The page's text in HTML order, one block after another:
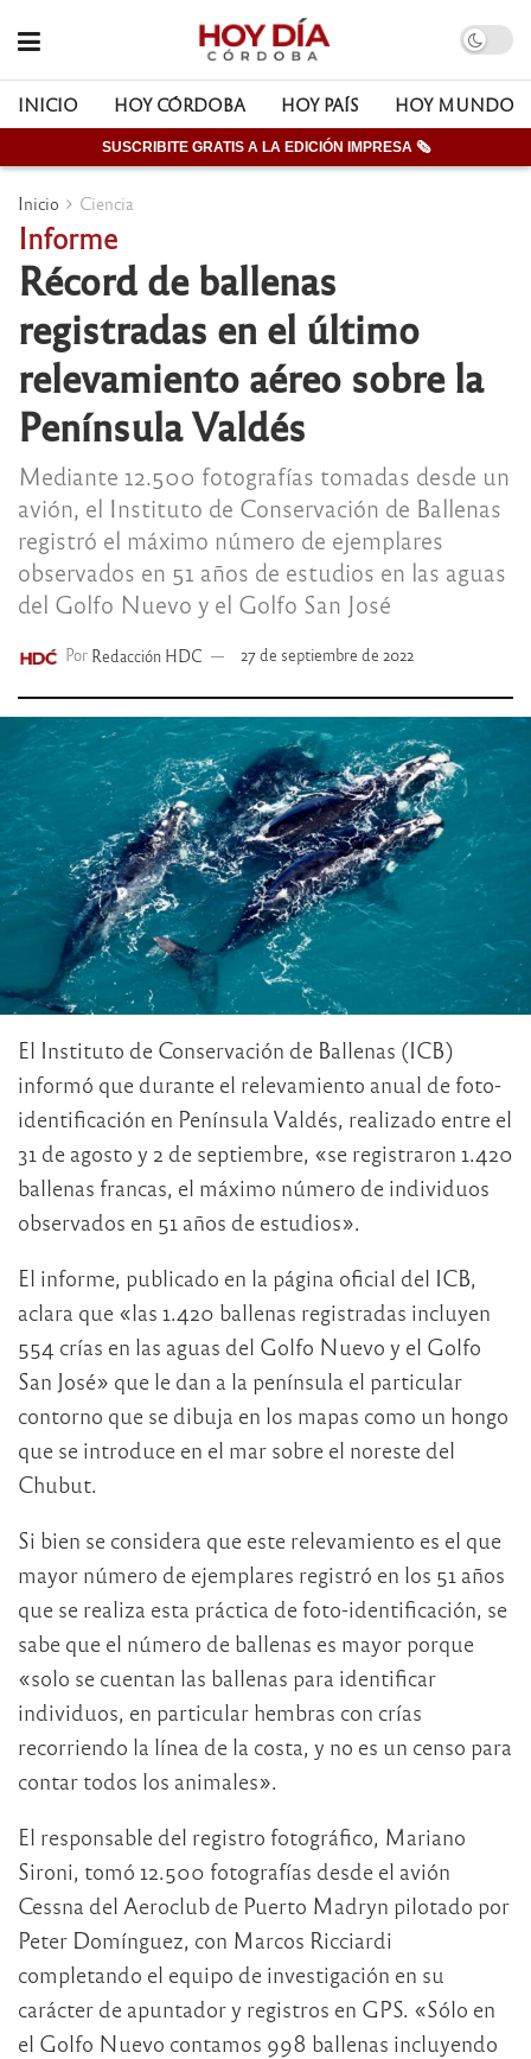
INICIO HOY CÓRDOBA HOY PAÍS HOY MUNDO
SUSCRIBITE GRATIS A LA EDICIÓN IMPRESA 🗞
Inicio Ciencia
Informe
Récord de ballenas
registradas en el último
relevamiento aéreo sobre la
Península Valdés
Mediante 12.500 fotografías tomadas desde un
avión, el Instituto de Conservación de Ballenas
registró el máximo número de ejemplares
observados en 51 años de estudios en las aguas
del Golfo Nuevo y el Golfo San José
Por Redacción HDC 27 de septiembre de 2022
El Instituto de Conservación de Ballenas (ICB)
informó que durante el relevamiento anual de foto-
identificación en Península Valdés, realizado entre el
31 de agosto y 2 de septiembre, «se registraron 1.420
ballenas francas, el máximo número de individuos
observados en 51 años de estudios».
El informe, publicado en la página oficial del ICB,
aclara que «las 1.420 ballenas registradas incluyen
554 crías en las aguas del Golfo Nuevo y el Golfo
San José» que le dan a la península el particular
contorno que se dibuja en los mapas como un hongo
que se introduce en el mar sobre el noreste del
Chubut.
Si bien se considera que este relevamiento es el que
mayor número de ejemplares registró en los 51 años
que se realiza esta práctica de foto-identificación, se
sabe que el número de ballenas es mayor porque
«solo se cuentan las ballenas para identificar
individuos, en particular hembras con crías
recorriendo la línea de la costa, y no es un censo para
contar todos los animales».
El responsable del registro fotográfico, Mariano
Sironi, tomó 12.500 fotografías desde el avión
Cessna del Aeroclub de Puerto Madryn pilotado por
Peter Domínguez, con Marcos Ricciardi
completando el equipo de investigación en su
carácter de apuntador y registros en GPS. «Sólo en
el Golfo Nuevo contamos 998 ballenas incluyendo